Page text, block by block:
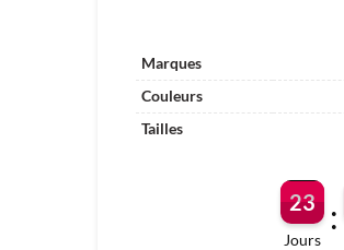
Marques
Couleurs
Tailles
23
Jours
: